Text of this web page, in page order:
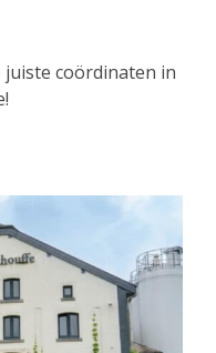
juiste coördinaten in